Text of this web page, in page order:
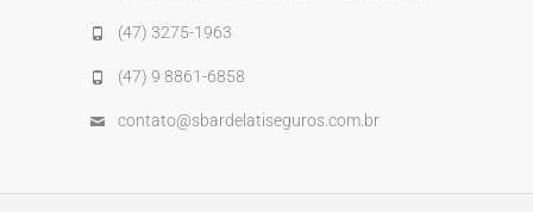
(47) 3275-1963
(47) 9 8861-6858
contato@sbardelatiseguros.com.br